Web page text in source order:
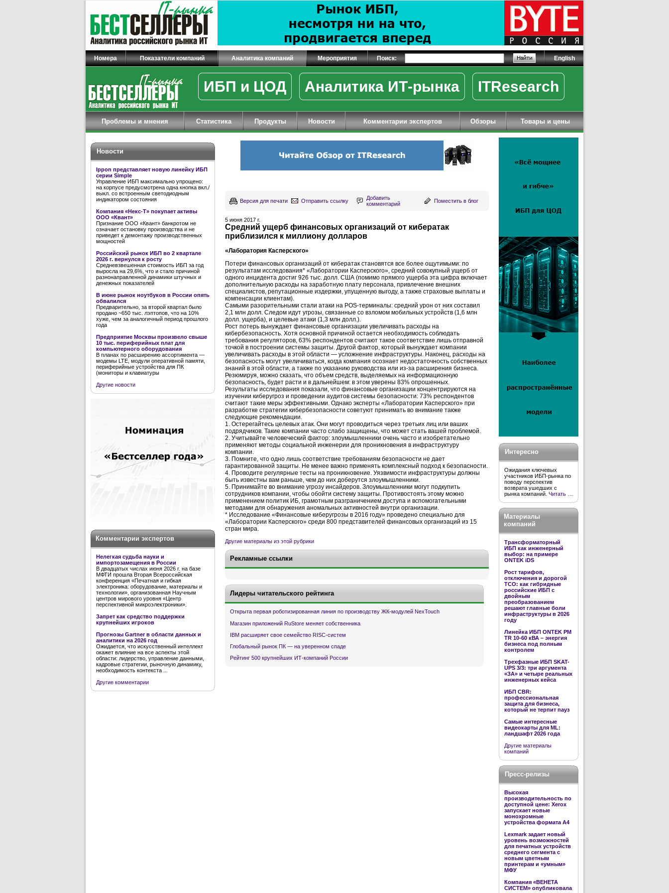
Номера Показатели компаний Аналитика компаний Мероприятия Поиск: English
ИБП и ЦОД Аналитика ИТ-рынка ITResearch
Проблемы и мнения Статистика Продукты Новости Комментарии экспертов Обзоры Товары и цены
Новости
Ippon представляет новую линейку ИБП
серии Simple
Управление ИБП максимально упрощено:
на корпусе предусмотрена одна кнопка вкл./
выкл. со встроенным светодиодным
индикатором состояния
Компания «Некс-Т» покупает активы
ООО «Квант»
Признание ООО «Квант» банкротом не
означает остановку производства и не
приведет к демонтажу производственных
мощностей
Российский рынок ИБП во 2 квартале
2026 г. вернулся к росту
Средневзвешенная стоимость ИБП за год
выросла на 29,6%, что и стало причиной
разнонаправленной динамики штучных и
денежных показателей
В июне рынок ноутбуков в России опять
обвалился
Предварительно, за второй квартал было
продано ~650 тыс. лэптопов, что на 10%
хуже, чем за аналогичный период прошлого
года
Предприятие Москвы произвело свыше
10 тыс. периферийных плат для
компьютерного оборудования
В планах по расширению ассортимента —
модемы LTE, модули оперативной памяти,
периферийные устройства для ПК
(мониторы и клавиатуры
Другие новости
Комментарии экспертов
Нелегкая судьба науки и
импортозамещения в России
В двадцатых числах июня 2026 г. на базе
МФТИ прошла Вторая Всероссийская
конференция «Печатная и гибкая
электроника: оборудование, материалы и
технологии», организованная Научным
центров мирового уровня «Центр
перспективной микроэлектроники».
Запрет как средство поддержки
крупнейших игроков
Прогнозы Gartner в области данных и
аналитики на 2026 год
Ожидается, что искусственный интеллект
окажет влияние на все аспекты этой
области: лидерство, управление данными,
кадровые стратегии, рыночную динамику,
необходимость контекста ...
Другие комментарии
Версия для печати Отправить ссылку
Добавить
комментарий
Поместить в блог
5 июня 2017 г.
Средний ущерб финансовых организаций от кибератак
приблизился к миллиону долларов
«Лаборатория Касперского»
Потери финансовых организаций от кибератак становятся все более ощутимыми: по
результатам исследования* «Лаборатории Касперского», средний совокупный ущерб от
одного инцидента достиг 926 тыс. долл. США (помимо прямого ущерба эта цифра включает
дополнительную расходы на заработную плату персонала, привлечение внешних
специалистов, репутационные издержки, упущенную выгоду, а также страховые выплаты и
компенсации клиентам).
Самыми разорительными стали атаки на POS-терминалы: средний урон от них составил
2,1 млн долл. Следом идут угрозы, связанные со взломом мобильных устройств (1,6 млн
долл. ущерба), и целевые атаки (1,3 млн долл.).
Рост потерь вынуждает финансовые организации увеличивать расходы на
кибербезопасность. Хотя основной причиной остается необходимость соблюдать
требования регуляторов, 63% респондентов считают такое соответствие лишь отправной
точкой в построении системы защиты. Другой фактор, который вынуждает компании
увеличивать расходы в этой области — усложнение инфраструктуры. Наконец, расходы на
безопасность могут увеличиваться, когда компания осознает недостаточность собственных
знаний в этой области, а также по указанию руководства или из-за расширения бизнеса.
Резюмируя, можно сказать, что объем средств, выделяемых на информационную
безопасность, будет расти и в дальнейшем: в этом уверены 83% опрошенных.
Результаты исследования показали, что финансовые организации концентрируются на
изучении киберугроз и проведении аудитов системы безопасности: 73% респондентов
считают такие меры эффективными. Однако эксперты «Лаборатории Касперского» при
разработке стратегии кибербезопасности советуют принимать во внимание также
следующие рекомендации.
1. Остерегайтесь целевых атак. Они могут проводиться через третьих лиц или ваших
подрядчиков. Такие компании часто слабо защищены, что может стать вашей проблемой.
2. Учитывайте человеческий фактор: злоумышленники очень часто и изобретательно
применяют методы социальной инженерии для проникновения в инфраструктуру
компании.
3. Помните, что одно лишь соответствие требованиям безопасности не дает
гарантированной защиты. Не менее важно применять комплексный подход к безопасности.
4. Проводите регулярные тесты на проникновение. Уязвимости инфраструктуры должны
быть известны вам раньше, чем до них доберутся злоумышленники.
5. Принимайте во внимание угрозу инсайдеров. Злоумышленники могут подкупить
сотрудников компании, чтобы обойти систему защиты. Противостоять этому можно
применением политик ИБ, грамотным разграничением доступа и вспомогательными
методами для обнаружения аномальных активностей внутри организации.
* Исследование «Финансовые киберугрозы в 2016 году» проведено специально для
«Лаборатории Касперского» среди 800 представителей финансовых организаций из 15
стран мира.
Другие материалы из этой рубрики
Рекламные ссылки
Лидеры читательского рейтинга
Открыта первая роботизированная линия по производству ЖК-модулей NexTouch
Магазин приложений RuStore меняет собственника
IBM расширяет свое семейство RISC-систем
Глобальный рынок ПК — на уверенном спаде
Рейтинг 500 крупнейших ИТ-компаний России
Интересно
Ожидания ключевых
участников ИБП-рынка по
поводу перспектив
возврата ушедших с
рынка компаний. Читать …
Материалы
компаний
Трансформаторный
ИБП как инженерный
выбор: на примере
ONTEK iDS
Рост тарифов,
отключения и дорогой
TCO: как гибридные
российские ИБП с
двойным
преобразованием
решают главные боли
инфраструктуры в 2026
году
Линейка ИБП ONTEK PM
TR 10-60 кВА – энергия
бизнеса под полным
контролем
Трехфазные ИБП SKAT-
UPS 3/3: три аргумента
«ЗА» и четыре реальных
инженерных кейса
ИБП CBR:
профессиональная
защита для бизнеса,
который не терпит пауз
Самые интересные
видеокарты для ML:
ландшафт 2026 года
Другие материалы
компаний
Пресс-релизы
Высокая
производительность по
доступной цене: Xerox
запускает новые
монохромные
устройства формата А4
Lexmark задает новый
уровень возможностей
для печатных устройств
среднего сегмента с
новым цветным
принтерам и «умным»
МФУ
Компания «ВЕНЕТА
СИСТЕМ» опубликовала